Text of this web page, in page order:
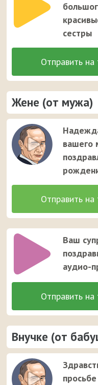
сестры
Жене (от мужа)
вашего
Ваш
аудио-
Внучке (от